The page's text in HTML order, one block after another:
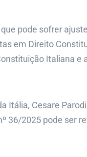
pode sofrer
em Direito
Italiana e
Itália, Cesare
36/2025 pode ser